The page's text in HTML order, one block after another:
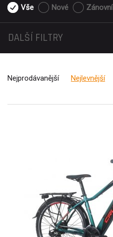
Vše Nové Zánovní
DALŠÍ FILTRY
Nejprodávanější Nejlevnější